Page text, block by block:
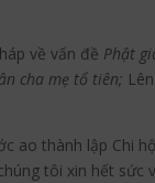
về vấn đề Phật
cha mẹ tổ tiên;
ao thành lập Chi
tôi xin hết